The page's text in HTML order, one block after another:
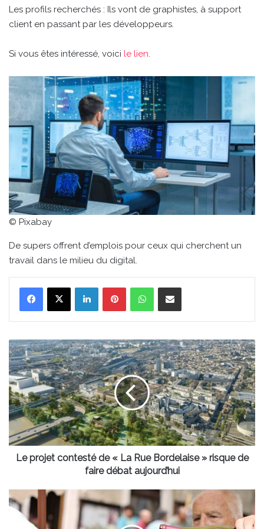
Les profils recherchés : Ils vont de graphistes, à support
client en passant par les développeurs.
Si vous êtes intéressé, voici le lien.
© Pixabay
De supers offrent d’emplois pour ceux qui cherchent un
travail dans le milieu du digital.
LinkedinPinterestWhatsAppPartager par email
Le
projet
contesté
de
«
La
Rue
Bordelaise
»
risque
débat
aujourd’hui
Le projet contesté de « La Rue Bordelaise » risque de
faire débat aujourd’hui
Bordeaux
fête